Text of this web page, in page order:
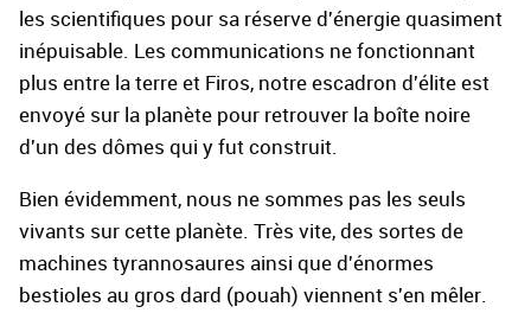
les scientifiques pour sa réserve d'énergie quasiment
inépuisable. Les communications ne fonctionnant
plus entre la terre et Firos, notre escadron d'élite est
envoyé sur la planète pour retrouver la boîte noire
d'un des dômes qui y fut construit.
Bien évidemment, nous ne sommes pas les seuls
vivants sur cette planète. Très vite, des sortes de
machines tyrannosaures ainsi que d'énormes
bestioles au gros dard (pouah) viennent s'en mêler.